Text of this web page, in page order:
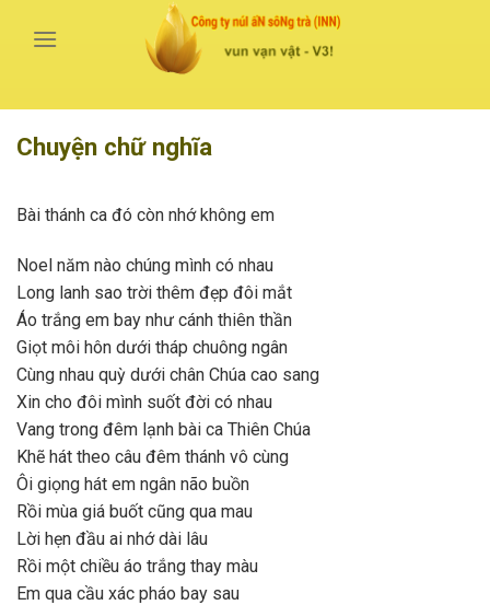
Chuyện chữ nghĩa
Bài thánh ca đó còn nhớ không em
Noel năm nào chúng mình có nhau
Long lanh sao trời thêm đẹp đôi mắt
Áo trắng em bay như cánh thiên thần
Giọt môi hôn dưới tháp chuông ngân
Cùng nhau quỳ dưới chân Chúa cao sang
Xin cho đôi mình suốt đời có nhau
Vang trong đêm lạnh bài ca Thiên Chúa
Khẽ hát theo câu đêm thánh vô cùng
Ôi giọng hát em ngân não buồn
Rồi mùa giá buốt cũng qua mau
Lời hẹn đầu ai nhớ dài lâu
Rồi một chiều áo trắng thay màu
Em qua cầu xác pháo bay sau